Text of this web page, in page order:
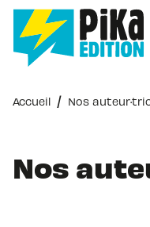
MENU
PIED DE PAGE
Accueil / Nos
Nos